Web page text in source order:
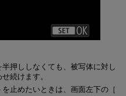
押ししなくても、被写体に対し
続けます。
止めたいときは、画面左下の［